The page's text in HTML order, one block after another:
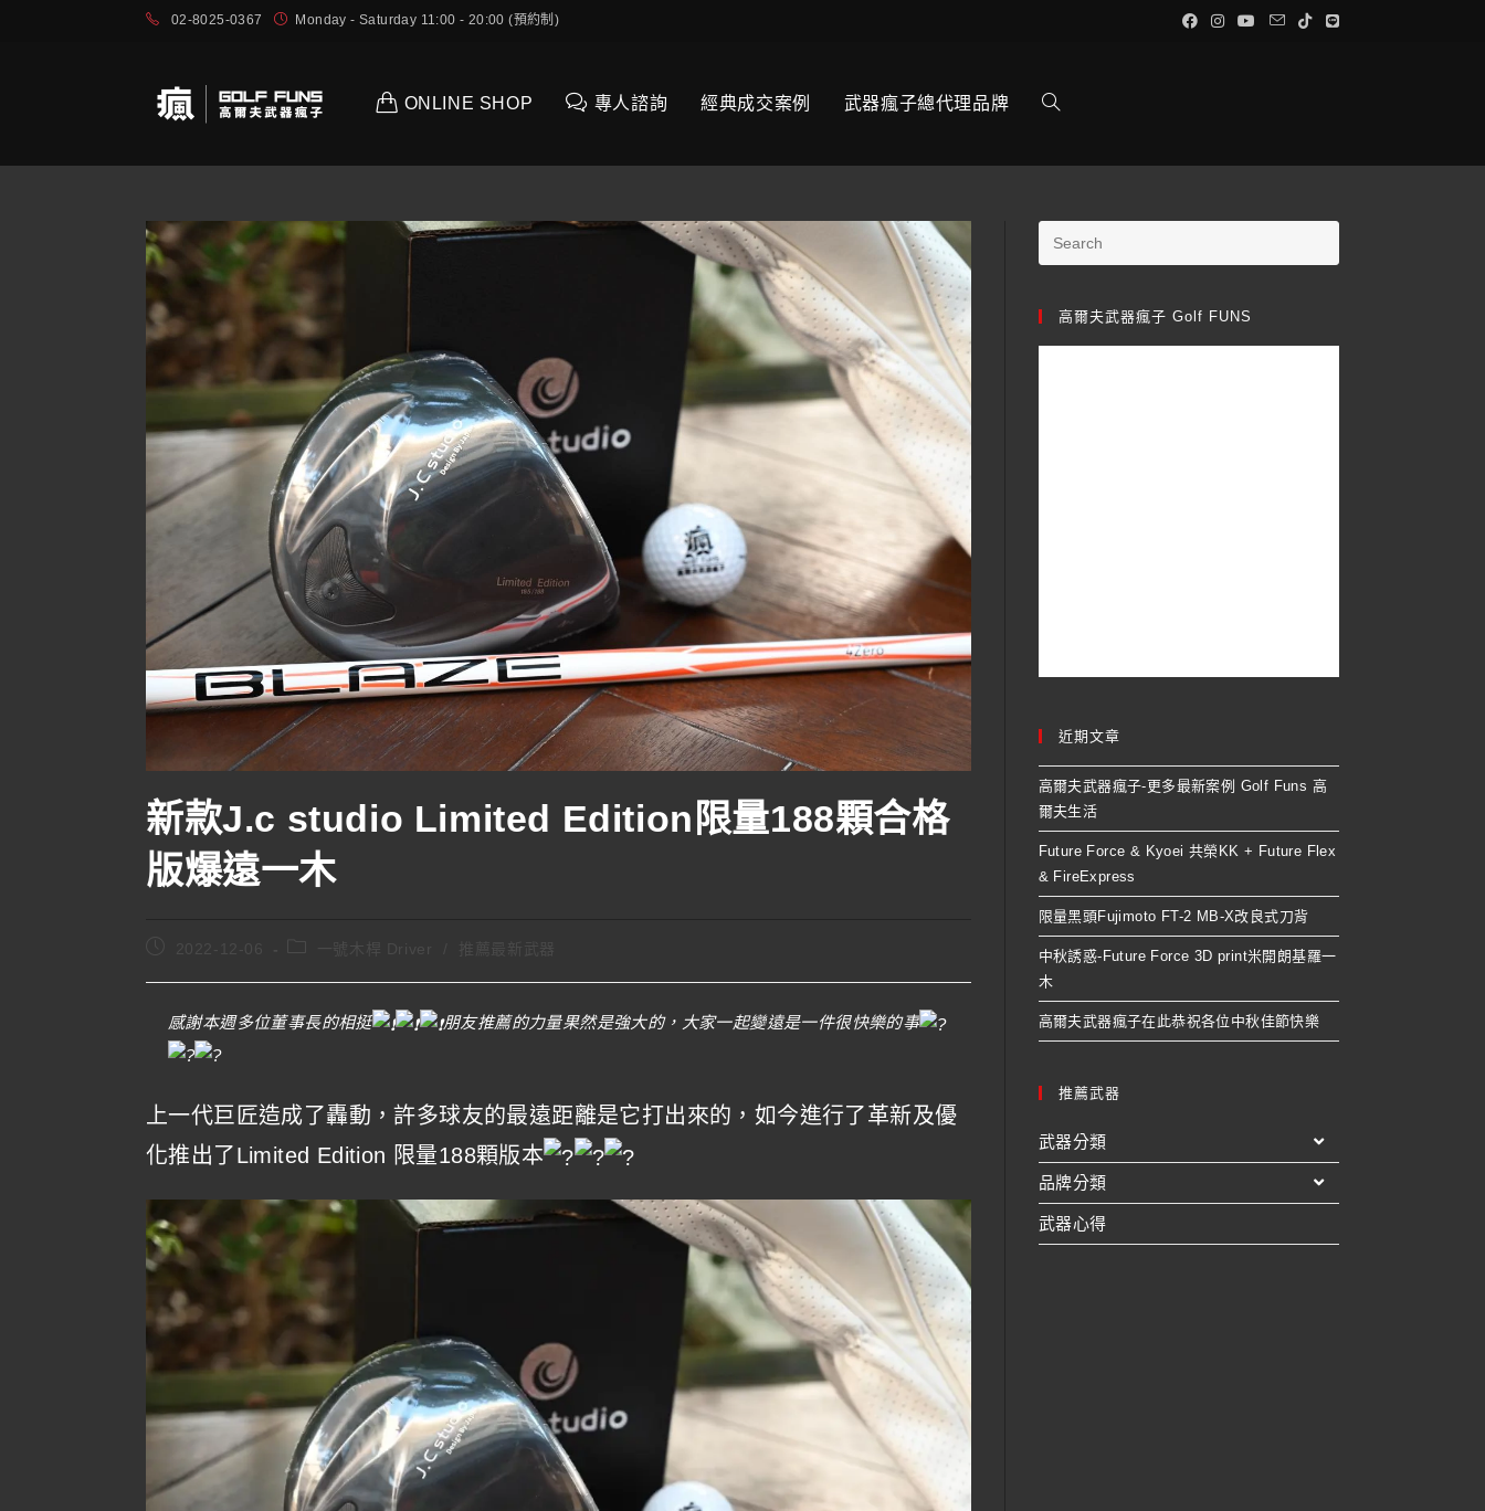
02-8025-0367 Monday - Saturday 11:00 - 20:00 (預約制)
ONLINE SHOP 專人諮詢 經典成交案例 武器瘋子總代理品牌
新款J.c studio Limited Edition限量188顆合格
版爆遠一木
2022-12-06
感謝本週多位董事長的相挺 朋友推薦的力量果然是強大的，大家一起變遠是一件很快樂的事
上一代巨匠造成了轟動，許多球友的最遠距離是它打出來的，如今進行了革新及優
化推出了Limited Edition 限量188顆版本
高爾夫武器瘋子 Golf FUNS
近期文章
高爾夫武器瘋子-更多最新案例 Golf Funs 高
爾夫生活
Future Force & Kyoei 共榮KK + Future Flex
& FireExpress
限量黑頭Fujimoto FT-2 MB-X改良式刀背
中秋誘惑-Future Force 3D print米開朗基羅一
木
高爾夫武器瘋子在此恭祝各位中秋佳節快樂
推薦武器
武器分類
品牌分類
武器心得